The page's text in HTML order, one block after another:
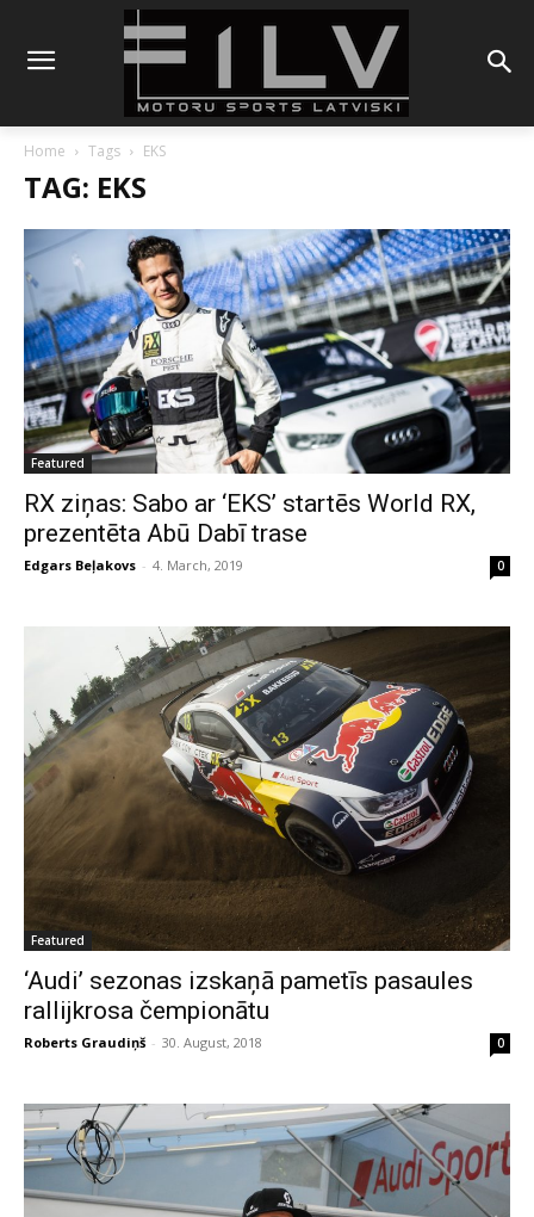
Home Tags EKS
TAG: EKS
Featured
RX ziņas: Sabo ar ‘EKS’ startēs World RX,
prezentēta Abū Dabī trase
Edgars Beļakovs - 4. March, 2019 0
Featured
‘Audi’ sezonas izskaņā pametīs pasaules
rallijkrosa čempionātu
Roberts Graudiņš - 30. August, 2018 0